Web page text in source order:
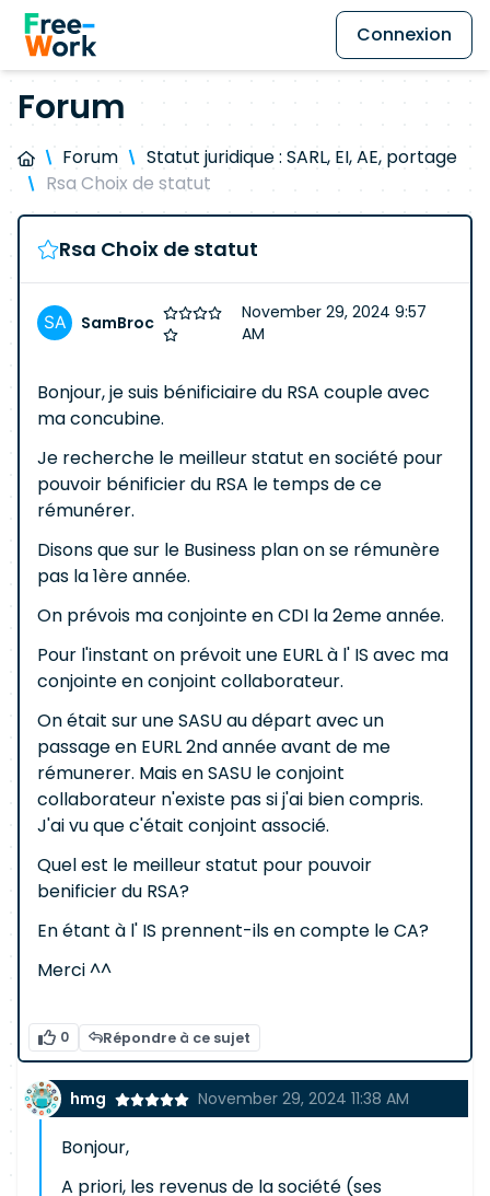
Connexion
Forum
Forum
Statut juridique : SARL, EI, AE, portage
Rsa Choix de statut
Rsa Choix de statut
SamBroc
November 29, 2024 9:57
AM
Bonjour, je suis bénificiaire du RSA couple avec
ma concubine.
Je recherche le meilleur statut en société pour
pouvoir bénificier du RSA le temps de ce
rémunérer.
Disons que sur le Business plan on se rémunère
pas la 1ère année.
On prévois ma conjointe en CDI la 2eme année.
Pour l'instant on prévoit une EURL à l' IS avec ma
conjointe en conjoint collaborateur.
On était sur une SASU au départ avec un
passage en EURL 2nd année avant de me
rémunerer. Mais en SASU le conjoint
collaborateur n'existe pas si j'ai bien compris.
J'ai vu que c'était conjoint associé.
Quel est le meilleur statut pour pouvoir
benificier du RSA?
En étant à l' IS prennent-ils en compte le CA?
Merci ^^
0 Répondre à ce sujet
hmg November 29, 2024 11:38 AM
Bonjour,
A priori, les revenus de la société (ses